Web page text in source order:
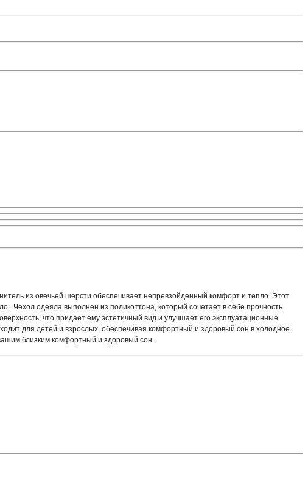
из овечьей шерсти обеспечивает непревзойденный комфорт и тепло. Этот
Чехол одеяла выполнен из поликоттона, который сочетает в себе прочность
что придает ему эстетичный вид и улучшает его эксплуатационные
для детей и взрослых, обеспечивая комфортный и здоровый сон в холодное
близким комфортный и здоровый сон.